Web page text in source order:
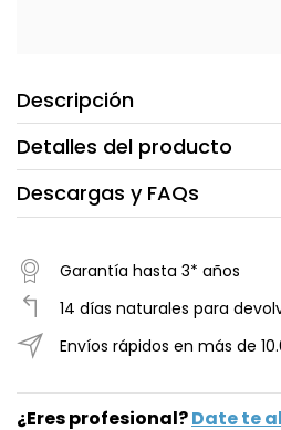
Descripción
Detalles del producto
Descargas y FAQs
Garantía hasta 3* años
14 días naturales para
Envíos rápidos en más de
¿Eres profesional?Date te